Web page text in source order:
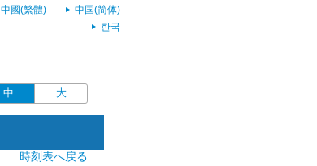
中國(繁體)
中国(简体)
한국
中 大
時刻表へ戻る